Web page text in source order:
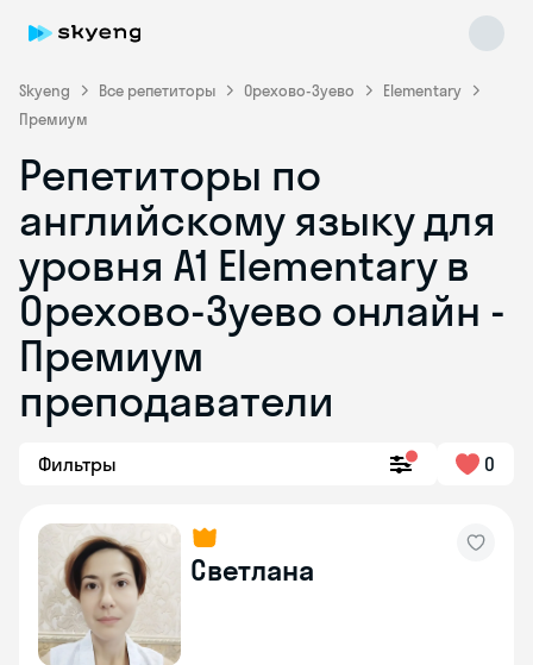
Skyeng Все репетиторы Орехово-Зуево
Elementary
Премиум
Репетиторы по
английскому языку для
уровня A1 Elementary в
Орехово-Зуево онлайн -
Премиум
преподаватели
Фильтры 0
Светлана
Skyeng Chat